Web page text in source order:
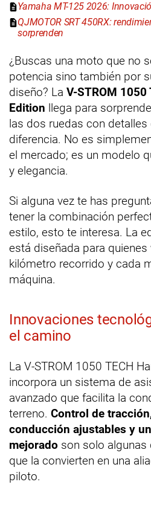
Yamaha MT-125 2026:
QJMOTOR SRT 450RX:
sorprenden
¿Buscas una moto que no
potencia sino también por
diseño? La V-STROM 1050
Edition llega para
las dos ruedas con detalles
diferencia. No es
el mercado; es un modelo
y elegancia.
Si alguna vez te has
tener la combinación
estilo, esto te interesa. La
está diseñada para quienes
kilómetro recorrido y cada
máquina.
Innovaciones
el camino
La V-STROM 1050 TECH
incorpora un sistema de
avanzado que facilita la
terreno. Control de
conducción ajustables y
mejorado son solo
que la convierten en una
piloto.